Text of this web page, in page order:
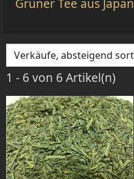
Grüner Tee aus Japan
1 - 6 von 6 Artikel(n)